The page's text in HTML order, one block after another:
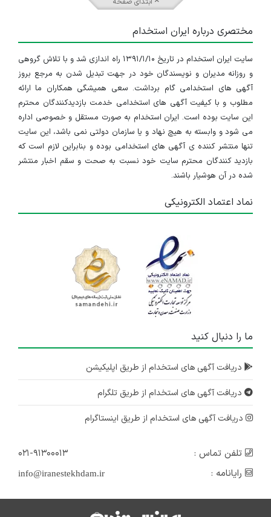
مختصری درباره ایران استخدام
سایت ایران استخدام در تاریخ ۱۳۹۱/۱/۱۰ راه اندازی شد و با تلاش گروهی
و روزانه مدیران و نویسندگان خود در جهت تبدیل شدن به مرجع بروز
آگهی های استخدامی گام برداشت. سعی همیشگی همکاران ما ارائه
مطلوب و با کیفیت آگهی های استخدامی خدمت بازدیدکنندگان محترم
این سایت بوده است. ایران استخدام به صورت مستقل و خصوصی اداره
می شود و وابسته به هیچ نهاد و یا سازمان دولتی نمی باشد، این سایت
تنها منتشر کننده ی آگهی های استخدامی بوده و بنابراین لازم است که
بازدید کنندگان محترم سایت خود نسبت به صحت و سقم اخبار منتشر
شده در آن هوشیار باشند.
نماد اعتماد الکترونیکی
ما را دنبال کنید
دریافت آگهی های استخدام از طریق اپلیکیشن
دریافت آگهی های استخدام از طریق تلگرام
دریافت آگهی های استخدام از طریق اینستاگرام
تلفن تماس :
۰۲۱-۹۱۳۰۰۰۱۳
رایانامه :
info@iranestekhdam.ir